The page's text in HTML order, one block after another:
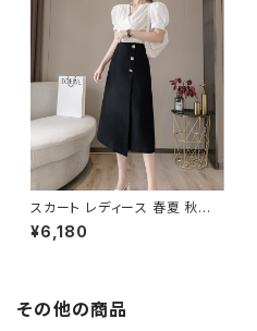
スカート レディース 春夏 秋冬
春 夏 秋 冬 黒 Aラインスカート
ミディアム丈 ミモレ丈 ミモレス
ひざ丈 ブラック アイボリー オフ
ィス カジュアル OL 上品 大人 1
¥6,180
その他の商品